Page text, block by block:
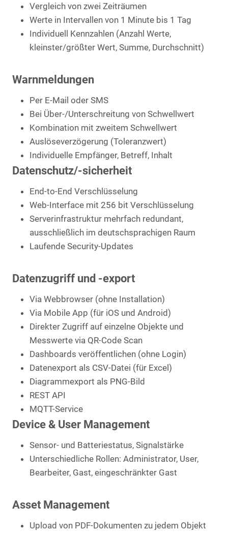
Vergleich von zwei Zeiträumen
Werte in Intervallen von 1 Minute bis 1 Tag
Individuell Kennzahlen (Anzahl Werte,
kleinster/größter Wert, Summe, Durchschnitt)
Warnmeldungen
Per E-Mail oder SMS
Bei Über-/Unterschreitung von Schwellwert
Kombination mit zweitem Schwellwert
Auslöseverzögerung (Toleranzwert)
Individuelle Empfänger, Betreff, Inhalt
Datenschutz/-sicherheit
End-to-End Verschlüsselung
Web-Interface mit 256 bit Verschlüsselung
Serverinfrastruktur mehrfach redundant,
ausschließlich im deutschsprachigen Raum
Laufende Security-Updates
Datenzugriff und -export
Via Webbrowser (ohne Installation)
Via Mobile App (für iOS und Android)
Direkter Zugriff auf einzelne Objekte und
Messwerte via QR-Code Scan
Dashboards veröffentlichen (ohne Login)
Datenexport als CSV-Datei (für Excel)
Diagrammexport als PNG-Bild
REST API
MQTT-Service
Device & User Management
Sensor- und Batteriestatus, Signalstärke
Unterschiedliche Rollen: Administrator, User,
Bearbeiter, Gast, eingeschränkter Gast
Asset Management
Upload von PDF-Dokumenten zu jedem Objekt